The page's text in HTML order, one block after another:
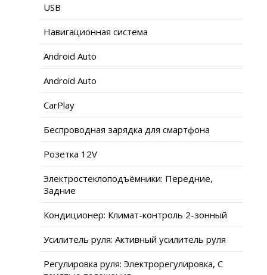
USB
Навигационная система
Android Auto
Android Auto
CarPlay
Беспроводная зарядка для смартфона
Розетка 12V
Электростеклоподъёмники: Передние,
Задние
Кондиционер: Климат-контроль 2-зонный
Усилитель руля: Активный усилитель руля
Регулировка руля: Электрорегулировка, С